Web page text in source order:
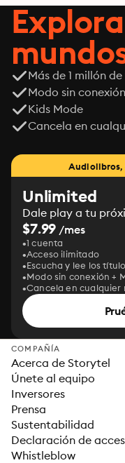
Más de 1 millón
Modo sin conexión
Kids Mode
Cancela en
Audiolibros,
Unlimited
Dale play a tu
$7.99 /mes
1 cuenta
Acceso ilimitado
Escucha y lee los
Modo sin conexión +
Cancela en cualquier
COMPAÑÍA
Acerca de Storytel
Únete al equipo
Inversores
Prensa
Sustentabilidad
Declaración de
Whistleblow